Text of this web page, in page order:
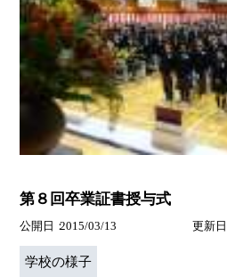
第８回卒業証書授与式
公開日 2015/03/13 更新日
学校の様子